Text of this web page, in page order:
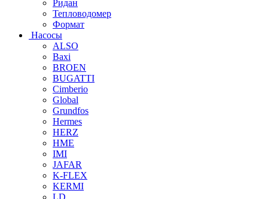
Ридан
Тепловодомер
Формат
Насосы
ALSO
Baxi
BROEN
BUGATTI
Cimberio
Global
Grundfos
Hermes
HERZ
HME
IMI
JAFAR
K-FLEX
KERMI
LD